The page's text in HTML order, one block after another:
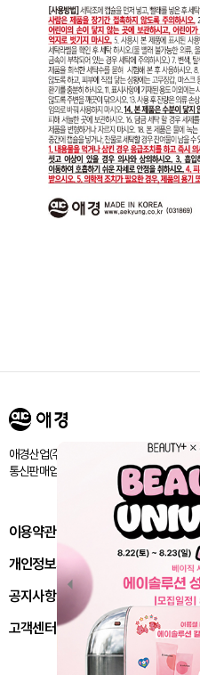
애경산업㈜ 서울시 마포구 양화로 188 /
통신판매업신고번호 : 제 2018-서울마포-
이용약관
개인정보처리방침
공지사항
고객센터